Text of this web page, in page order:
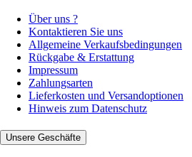
Über uns ?
Kontaktieren Sie uns
Allgemeine Verkaufsbedingungen
Rückgabe & Erstattung
Impressum
Zahlungsarten
Lieferkosten und Versandoptionen
Hinweis zum Datenschutz
Unsere Geschäfte